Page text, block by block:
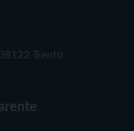
Trento